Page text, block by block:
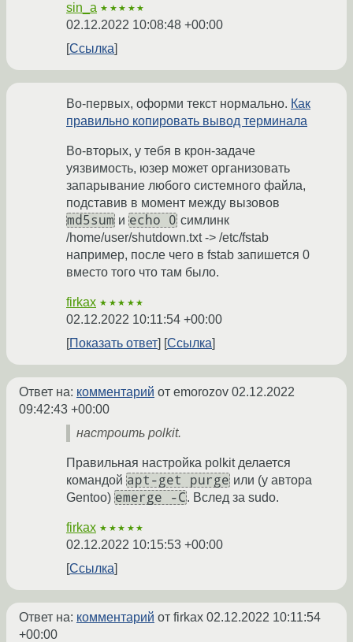
sin_a ★★★★★
02.12.2022 10:08:48 +00:00
Ссылка
Во-первых, оформи текст нормально. Как
правильно копировать вывод терминала
Во-вторых, у тебя в крон-задаче
уязвимость, юзер может организовать
запарывание любого системного файла,
подставив в момент между вызовов
md5sum и echo 0 симлинк
/home/user/shutdown.txt -> /etc/fstab
например, после чего в fstab запишется 0
вместо того что там было.
firkax ★★★★★
02.12.2022 10:11:54 +00:00
Показать ответ
Ссылка
Ответ на: комментарий от emorozov 02.12.2022
09:42:43 +00:00
настроить polkit.
Правильная настройка polkit делается
командой apt-get purge или (у автора
Gentoo) emerge -C. Вслед за sudo.
firkax ★★★★★
02.12.2022 10:15:53 +00:00
Ссылка
Ответ на: комментарий от firkax 02.12.2022 10:11:54
+00:00